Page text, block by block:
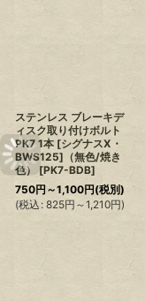
ステンレス ブレーキデ
ィスク取り付けボルト
PK7 1本 [シグナスX・
BWS125]（無色/焼き
色）
[PK7-BDB]
750円～1,100円(税別)
(税込 : 825円 ～1,210円)